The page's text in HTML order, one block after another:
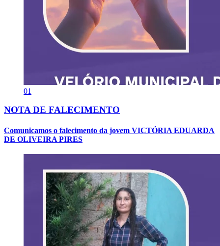
01
NOTA DE FALECIMENTO
Comunicamos o falecimento da jovem VICTÓRIA EDUARDA
DE OLIVEIRA PIRES